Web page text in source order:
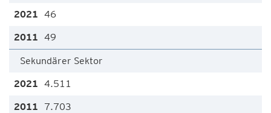
46
49
Sekundärer Sektor
4.511
7.703